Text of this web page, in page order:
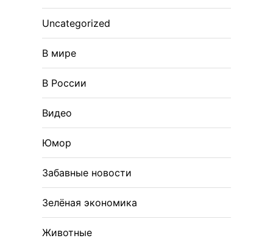
Uncategorized
В мире
В России
Видео
Юмор
Забавные новости
Зелёная экономика
Животные